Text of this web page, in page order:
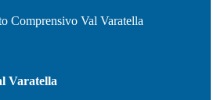
Comprensivo Val Varatella
Varatella